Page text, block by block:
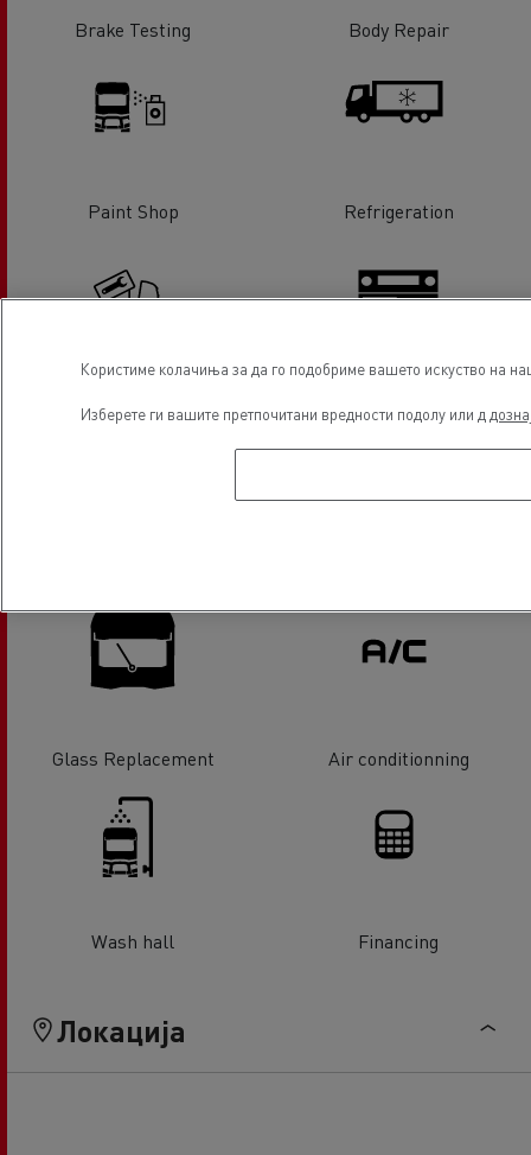
Brake Testing Body Repair
Paint Shop Refrigeration
Glass Replacement Air conditionning
Wash hall Financing
Локација
Користиме колачиња за да го подобриме вашето искуство на
Изберете ги вашите претпочитани вредности подолу или д